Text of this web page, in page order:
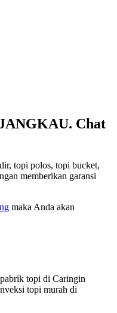
Chat
topi polos, topi bucket,
memberikan garansi
maka Anda akan
topi di Caringin
topi murah di